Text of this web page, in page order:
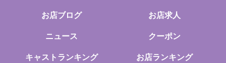
お店ブログ お店求人
ニュース クーポン
キャストランキング お店ランキング